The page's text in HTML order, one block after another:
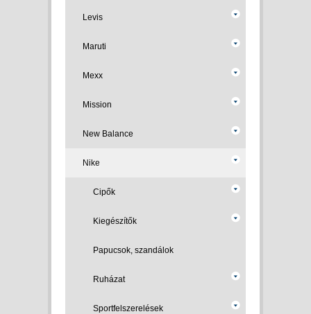
Levis
Maruti
Mexx
Mission
New Balance
Nike
Cipők
Kiegészítők
Papucsok, szandálok
Ruházat
Sportfelszerelések